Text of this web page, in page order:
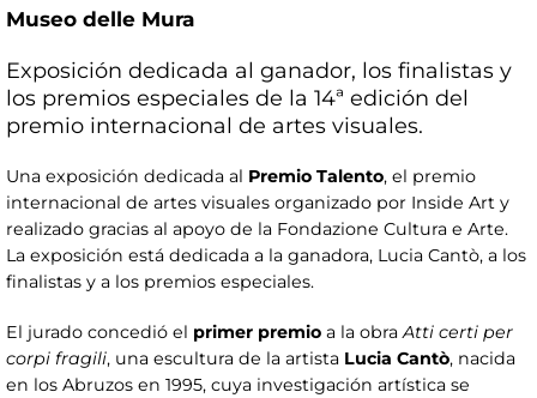
Museo delle Mura
Exposición dedicada al ganador, los finalistas y
los premios especiales de la 14ª edición del
premio internacional de artes visuales.
Una exposición dedicada al Premio Talento, el premio
internacional de artes visuales organizado por Inside Art y
realizado gracias al apoyo de la Fondazione Cultura e Arte.
La exposición está dedicada a la ganadora, Lucia Cantò, a los
finalistas y a los premios especiales.
El jurado concedió el primer premio a la obraAtti certi per
corpi fragili, una escultura de la artista Lucia Cantò, nacida
en los Abruzos en 1995, cuya investigación artística se